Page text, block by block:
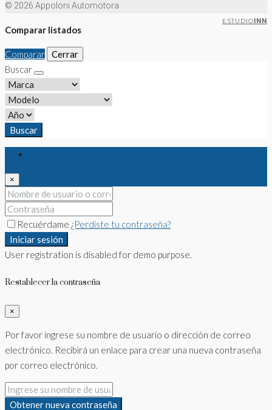
© 2026 Appoloni Automotora
ESTUDIO INN
Comparar listados
Comparar
Cerrar
Buscar
Buscar
×
Recuérdame ¿Perdiste tu contraseña?
Iniciar sesión
User registration is disabled for demo purpose.
Restablecer la contraseña
×
Por favor ingrese su nombre de usuario o dirección de correo
electrónico. Recibirá un enlace para crear una nueva contraseña
por correo electrónico.
Obtener nueva contraseña